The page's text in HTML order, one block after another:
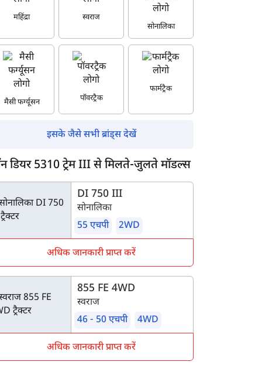
महिंद्रा
स्वराज
सोनालिका
मैसी फर्ग्यूसन पॉवरट्रैक
फार्मट्रैक
इसके जैसे सभी ब्रांड्स देखें
डियर 5310 ट्रेम III से मिलते-जुलते मॉडल्स
DI 750 III
सोनालिका
55 एचपी
2WD
अधिक जानकारी प्राप्त करें
855 FE 4WD
स्वराज
46 - 50 एचपी
4WD
अधिक जानकारी प्राप्त करें